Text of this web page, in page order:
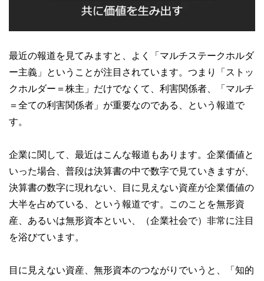
最近の報道を見てみますと、よく「マルチステークホルダ
ー主義」ということが注目されています。つまり「ストッ
クホルダー＝株主」だけでなくて、利害関係者、「マルチ
＝全ての利害関係者」が重要なのである、という報道で
す。
企業に関して、最近はこんな報道もあります。企業価値と
いった場合、普段は決算書の中で数字で見ていきますが、
決算書の数字に現れない、目に見えない資産が企業価値の
大半を占めている、という報道です。このことを無形資
産、あるいは無形資本といい、（企業社会で）非常に注目
を浴びています。
目に見えない資産、無形資本のつながりでいうと、「知的